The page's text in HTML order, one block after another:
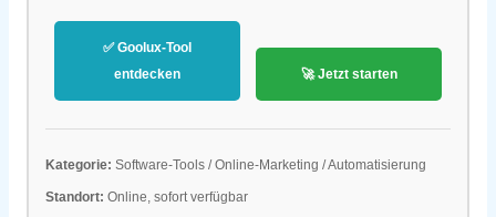
✅ Goolux-Tool
entdecken
🚀 Jetzt starten
Kategorie: Software-Tools / Online-Marketing / Automatisierung
Standort: Online, sofort verfügbar